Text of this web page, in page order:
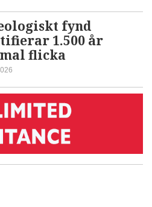
fynd
1.500 år
flicka